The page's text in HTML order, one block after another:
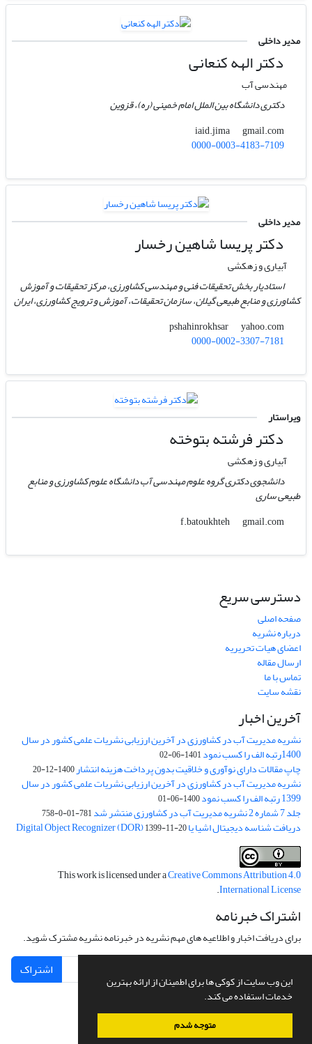
این وب سایت از کوکی ها برای اطمینان از ارائه بهترین
خدمات استفاده می کند.
متوجه شدم
مدیر داخلی
دکتر الهه کنعانی
مهندسی آب
دکتری دانشگاه بین الملل امام خمینی (ره)، قزوین
iaid.jima
gmail.com
0000-0003-4183-7109
مدیر داخلی
دکتر پریسا شاهین رخسار
آبیاری و زهکشی
استادیار بخش تحقیقات فنی و مهندسی کشاورزی، مرکز تحقیقات و آموزش
کشاورزی و منابع طبیعی گیلان، سازمان تحقیقات، آموزش و ترویج کشاورزی، ایران
pshahinrokhsar
yahoo.com
0000-0002-3307-7181
ویراستار
دکتر فرشته بتوخته
آبیاری و زهکشی
دانشجوی دکتری گروه علوم مهندسی آب دانشگاه علوم کشاورزی و منابع
طبیعی ساری
f.batoukhteh
gmail.com
دسترسی سریع
صفحه اصلی
درباره نشریه
اعضای هیات تحریریه
ارسال مقاله
تماس با ما
نقشه سایت
آخرین اخبار
نشریه مدیریت آب در کشاورزی در آخرین ارزیابی نشریات علمی کشور در سال
1400رتبه الف را کسب نمود 1401-06-02
چاپ مقالات دارای نوآوری و خلاقیت بدون پرداخت هزینه انتشار1400-12-20
نشریه مدیریت آب در کشاورزی در آخرین ارزیابی نشریات علمی کشور در سال
1399 رتبه الف را کسب نمود 1400-06-01
جلد 7 شماره 2 نشریه مدیریت آب در کشاورزی منتشر شد 781-01-0-758
دریافت شناسه دیجیتال اشیا یا Digital Object Recognizer (DOR)1399-11-20
This work is licensed under aCreative Commons Attribution 4.0
International License
.
اشتراک خبرنامه
برای دریافت اخبار و اطلاعیه های مهم نشریه در خبرنامه نشریه مشترک شوید.
اشتراک
سامانه مدیریت نشریات علمی.طراحی و پیاده سازی ازسیناوب